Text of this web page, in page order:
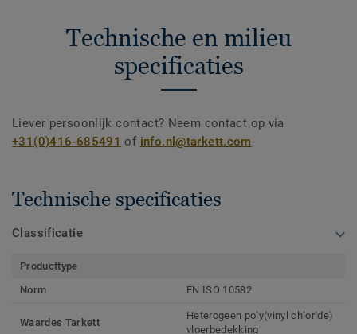
Technische en milieu
specificaties
Liever persoonlijk contact? Neem contact op via
+31(0)416-685491 of info.nl@tarkett.com
Technische specificaties
Classificatie
Producttype
Norm
EN ISO 10582
Waardes Tarkett
Heterogeen poly(vinyl chloride)
vloerbedekking